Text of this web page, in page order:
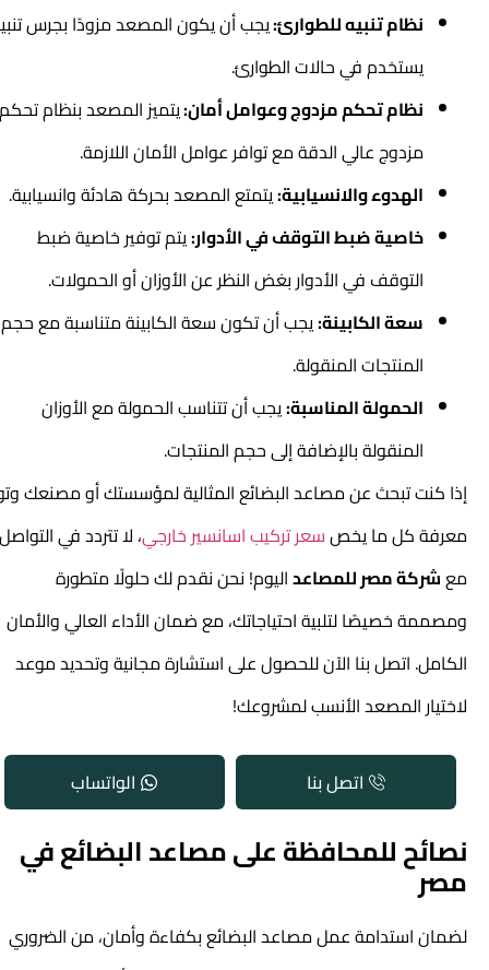
نظام تنبيه للطوارئ:يجب أن يكون المصعد مزودًا بجرس تنبيه
يستخدم في حالات الطوارئ.
نظام تحكم مزدوج وعوامل أمان:يتميز المصعد بنظام تحكم
مزدوج عالي الدقة مع توافر عوامل الأمان اللازمة.
الهدوء والانسيابية:يتمتع المصعد بحركة هادئة وانسيابية.
خاصية ضبط التوقف في الأدوار:يتم توفير خاصية ضبط
التوقف في الأدوار بغض النظر عن الأوزان أو الحمولات.
سعة الكابينة:يجب أن تكون سعة الكابينة متناسبة مع حجم
المنتجات المنقولة.
الحمولة المناسبة:يجب أن تتناسب الحمولة مع الأوزان
المنقولة بالإضافة إلى حجم المنتجات.
إذا كنت تبحث عن مصاعد البضائع المثالية لمؤسستك أو مصنعك وتود
معرفة كل ما يخصسعر تركيب اسانسير خارجي، لا تتردد في التواصل
معشركة مصر للمصاعداليوم! نحن نقدم لك حلولًا متطورة
ومصممة خصيصًا لتلبية احتياجاتك، مع ضمان الأداء العالي والأمان
الكامل. اتصل بنا الآن للحصول على استشارة مجانية وتحديد موعد
لاختيار المصعد الأنسب لمشروعك!
اتصل بنا الواتساب
نصائح للمحافظة على مصاعد البضائع في
مصر
لضمان استدامة عمل مصاعد البضائع بكفاءة وأمان، من الضروري